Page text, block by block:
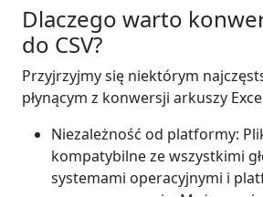
Dlaczego warto
do CSV?
Przyjrzyjmy się niektórym
płynącym z konwersji arkuszy
Niezależność od platformy:
kompatybilne ze wszystkimi
systemami operacyjnymi i